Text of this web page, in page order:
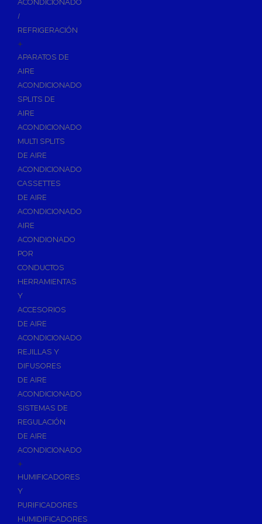
Asientos y Tapas de WC
Lavabos
Urinarios
Bidés
Vertederos Baño
Sanitarios Suspendidos
Placas de Accionamiento para Cisternas
Cisternas Empotradas
Seguridad en el Baño
Wellness
Calefacción y A.C.S
Accesorios de Calefacción
Vasos de Expansión
Termometros
Otros accesorios de calefacción
Accesorios de Radiadores
Tapones, purgadores y accesorios para radiador
Soportes para Radiadores
Acumuladores e Interacumuladores
Bombas Circuladoras / Grupos de Bombeo
Bombas de Calefacción
Bombas Simples para ACS
Calderas
Grupos Térmicos de Gasóleo
ACONDICIONADO
/
REFRIGERACIÓN
+
APARATOS DE
AIRE
ACONDICIONADO
SPLITS DE
AIRE
ACONDICIONADO
MULTI SPLITS
DE AIRE
ACONDICIONADO
CASSETTES
DE AIRE
ACONDICIONADO
AIRE
ACONDIONADO
POR
CONDUCTOS
HERRAMIENTAS
Y
ACCESORIOS
DE AIRE
ACONDICIONADO
REJILLAS Y
DIFUSORES
DE AIRE
ACONDICIONADO
SISTEMAS DE
REGULACIÓN
DE AIRE
ACONDICIONADO
+
HUMIFICADORES
Y
PURIFICADORES
HUMIDIFICADORES